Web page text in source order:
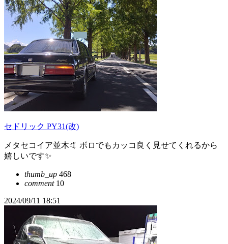
セドリック PY31(改)
メタセコイア並木🤙 ボロでもカッコ良く見せてくれるから
嬉しいです✨
thumb_up 468
comment10
2024/09/11 18:51